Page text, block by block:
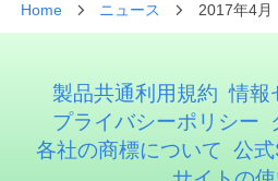
Home ニュース 2017年4月
製品共通利用規約 情報
プライバシーポリシー
各社の商標について 公